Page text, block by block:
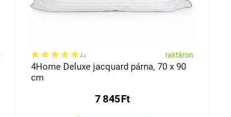
4x raktáron
4Home Deluxe jacquard párna, 70 x 90
cm
7 845Ft